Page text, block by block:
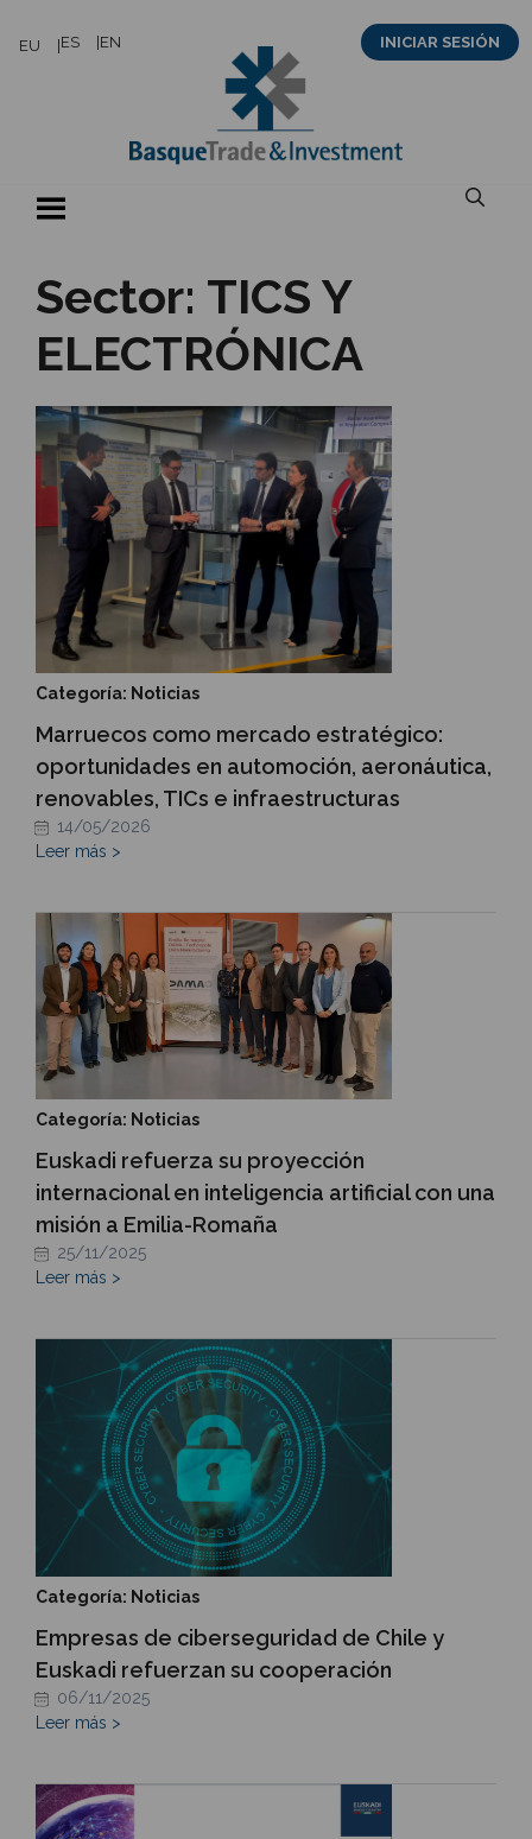
EU ES EN INICIAR SESIÓN
Sector: TICS Y
ELECTRÓNICA
Categoría: Noticias
Marruecos como mercado estratégico:
oportunidades en automoción, aeronáutica,
renovables, TICs e infraestructuras
14/05/2026
Leer más >
Categoría: Noticias
Euskadi refuerza su proyección
internacional en inteligencia artificial con una
misión a Emilia-Romaña
25/11/2025
Leer más >
Categoría: Noticias
Empresas de ciberseguridad de Chile y
Euskadi refuerzan su cooperación
06/11/2025
Leer más >